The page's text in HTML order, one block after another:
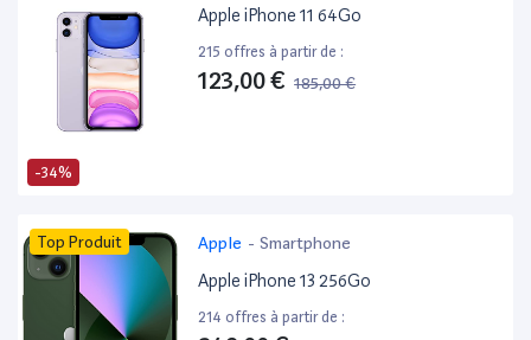
-34%
Apple iPhone 11 64Go
215 offres à partir de :
123,00 € 185,00 €
Top Produit Apple - Smartphone
Apple iPhone 13 256Go
214 offres à partir de :